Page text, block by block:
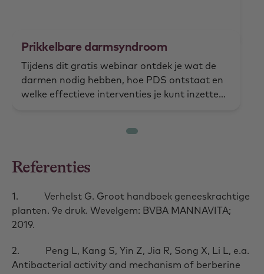
Prikkelbare darmsyndroom
Tijdens dit gratis webinar ontdek je wat de
darmen nodig hebben, hoe PDS ontstaat en
welke effectieve interventies je kunt inzetten
Referenties
1. Verhelst G. Groot handboek geneeskrachtige
planten. 9e druk. Wevelgem: BVBA MANNAVITA;
2019.
2. Peng L, Kang S, Yin Z, Jia R, Song X, Li L, e.a.
Antibacterial activity and mechanism of berberine